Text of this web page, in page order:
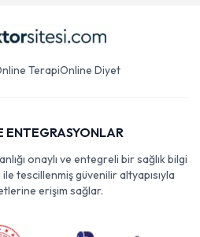
TerapiOnline Diyet
ENTEGRASYONLAR
onaylı ve entegreli bir sağlık bilgi
tescillenmiş güvenilir altyapısıyla
erişim sağlar.